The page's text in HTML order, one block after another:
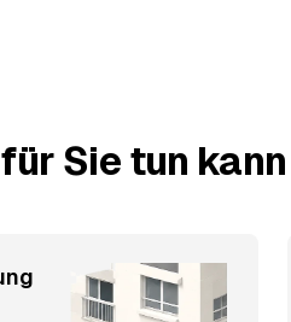
Sie tun kann